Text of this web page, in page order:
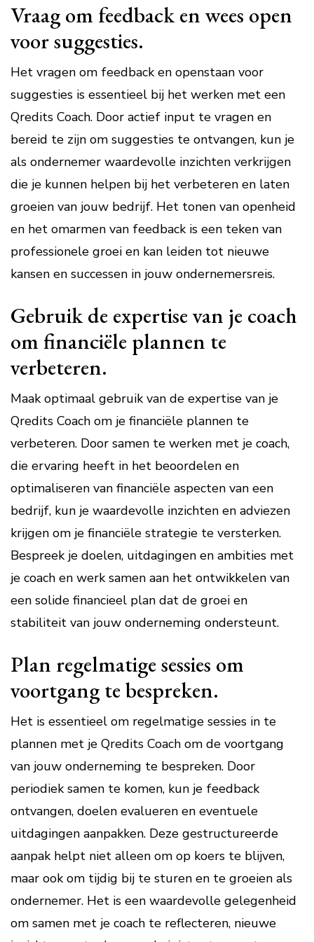
Vraag om feedback en wees open
voor suggesties.
Het vragen om feedback en openstaan voor
suggesties is essentieel bij het werken met een
Qredits Coach. Door actief input te vragen en
bereid te zijn om suggesties te ontvangen, kun je
als ondernemer waardevolle inzichten verkrijgen
die je kunnen helpen bij het verbeteren en laten
groeien van jouw bedrijf. Het tonen van openheid
en het omarmen van feedback is een teken van
professionele groei en kan leiden tot nieuwe
kansen en successen in jouw ondernemersreis.
Gebruik de expertise van je coach
om financiële plannen te
verbeteren.
Maak optimaal gebruik van de expertise van je
Qredits Coach om je financiële plannen te
verbeteren. Door samen te werken met je coach,
die ervaring heeft in het beoordelen en
optimaliseren van financiële aspecten van een
bedrijf, kun je waardevolle inzichten en adviezen
krijgen om je financiële strategie te versterken.
Bespreek je doelen, uitdagingen en ambities met
je coach en werk samen aan het ontwikkelen van
een solide financieel plan dat de groei en
stabiliteit van jouw onderneming ondersteunt.
Plan regelmatige sessies om
voortgang te bespreken.
Het is essentieel om regelmatige sessies in te
plannen met je Qredits Coach om de voortgang
van jouw onderneming te bespreken. Door
periodiek samen te komen, kun je feedback
ontvangen, doelen evalueren en eventuele
uitdagingen aanpakken. Deze gestructureerde
aanpak helpt niet alleen om op koers te blijven,
maar ook om tijdig bij te sturen en te groeien als
ondernemer. Het is een waardevolle gelegenheid
om samen met je coach te reflecteren, nieuwe